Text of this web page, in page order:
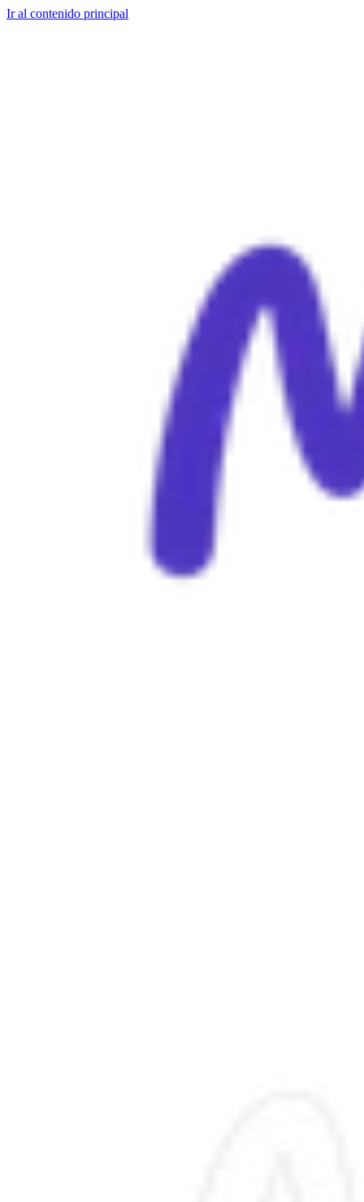
Ir al contenido principal